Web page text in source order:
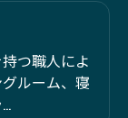
つ職人によ
ルーム、寝